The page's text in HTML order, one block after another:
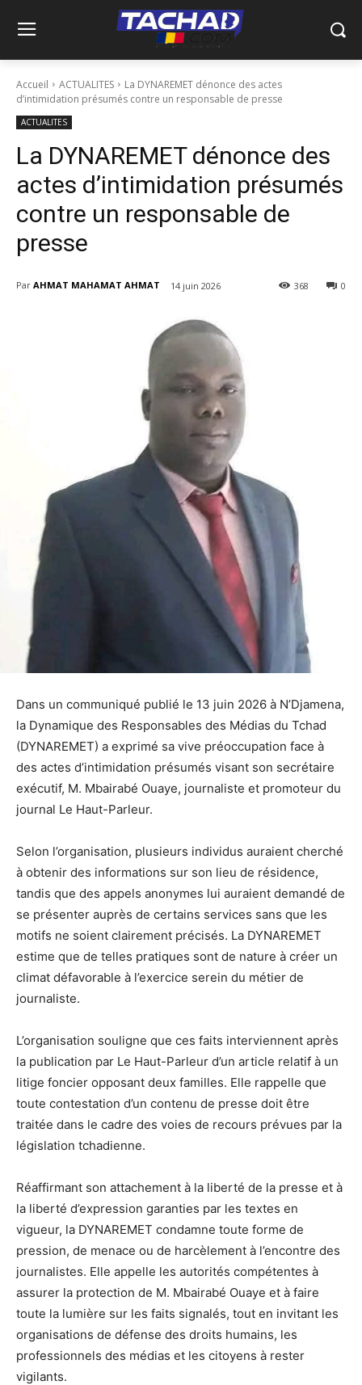
Accueil ACTUALITES
La DYNAREMET dénonce des actes
d’intimidation présumés contre un responsable de presse
ACTUALITES
La DYNAREMET dénonce des
actes d’intimidation présumés
contre un responsable de
presse
Par AHMAT MAHAMAT AHMAT 14 juin 2026 0
368
Dans un communiqué publié le 13 juin 2026 à N’Djamena,
la Dynamique des Responsables des Médias du Tchad
(DYNAREMET) a exprimé sa vive préoccupation face à
des actes d’intimidation présumés visant son secrétaire
exécutif, M. Mbairabé Ouaye, journaliste et promoteur du
journal Le Haut-Parleur.
Selon l’organisation, plusieurs individus auraient cherché
à obtenir des informations sur son lieu de résidence,
tandis que des appels anonymes lui auraient demandé de
se présenter auprès de certains services sans que les
motifs ne soient clairement précisés. La DYNAREMET
estime que de telles pratiques sont de nature à créer un
climat défavorable à l’exercice serein du métier de
journaliste.
L’organisation souligne que ces faits interviennent après
la publication par Le Haut-Parleur d’un article relatif à un
litige foncier opposant deux familles. Elle rappelle que
toute contestation d’un contenu de presse doit être
traitée dans le cadre des voies de recours prévues par la
législation tchadienne.
Réaffirmant son attachement à la liberté de la presse et à
la liberté d’expression garanties par les textes en
vigueur, la DYNAREMET condamne toute forme de
pression, de menace ou de harcèlement à l’encontre des
journalistes. Elle appelle les autorités compétentes à
assurer la protection de M. Mbairabé Ouaye et à faire
toute la lumière sur les faits signalés, tout en invitant les
organisations de défense des droits humains, les
professionnels des médias et les citoyens à rester
vigilants.